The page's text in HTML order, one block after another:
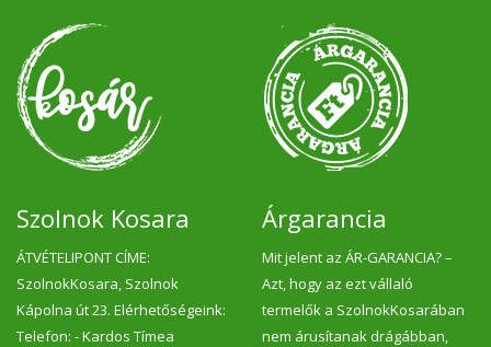
Szolnok Kosara
ÁTVÉTELIPONT CÍME:
SzolnokKosara, Szolnok
Kápolna út 23. Elérhetőségeink:
Telefon: - Kardos Tímea
Árgarancia
Mit jelent az ÁR-GARANCIA? –
Azt, hogy az ezt vállaló
termelők a SzolnokKosarában
nem árusítanak drágábban,